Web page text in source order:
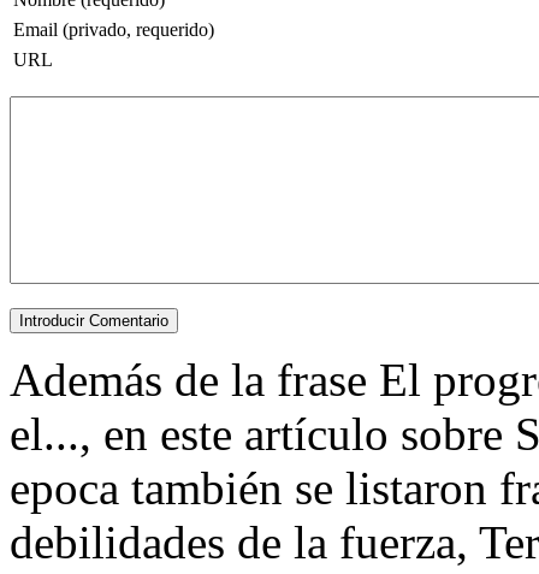
Email (privado, requerido)
URL
Además de la frase El
el..., en este artículo sobre
epoca también se listaron
debilidades de la fuerza,